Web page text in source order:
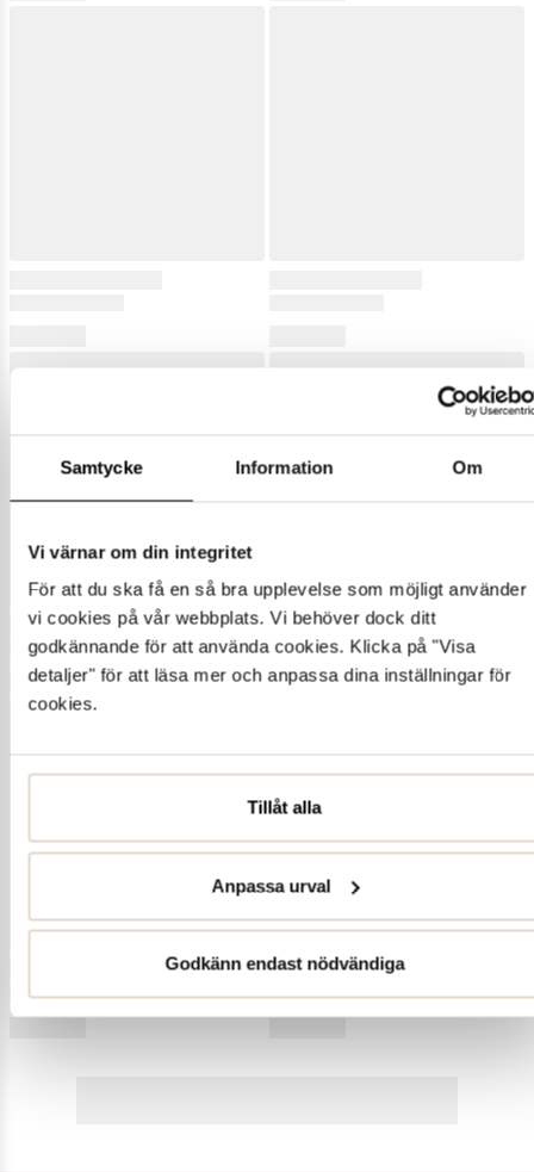
Samtycke Information Om
Vi värnar om din integritet
För att du ska få en så bra upplevelse som möjligt använder
vi cookies på vår webbplats. Vi behöver dock ditt
godkännande för att använda cookies. Klicka på "Visa
detaljer" för att läsa mer och anpassa dina inställningar för
cookies.
Tillåt alla
Anpassa urval
Godkänn endast nödvändiga